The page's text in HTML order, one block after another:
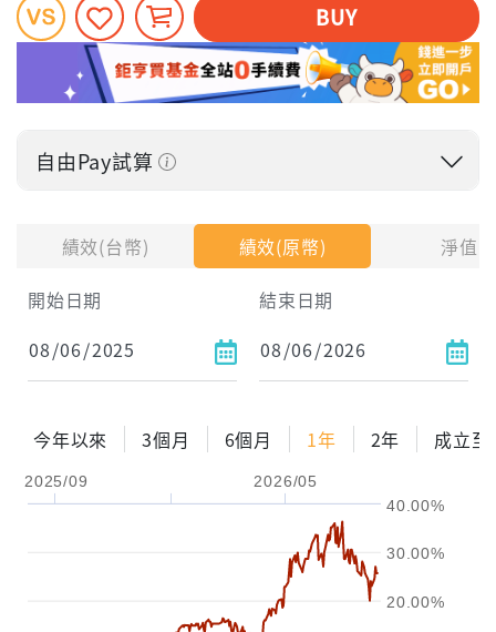
績效(台幣) 績效(原幣)
淨值
開始日期
結束日期
今年以來 3個月 6個月 1年 2年 成立至
2025/09 2026/05
20.00%
30.00%
40.00%
BUY
自由Pay試算
每月Pay出方式
依金額
依比例
0% 年化自由Pay率
3年